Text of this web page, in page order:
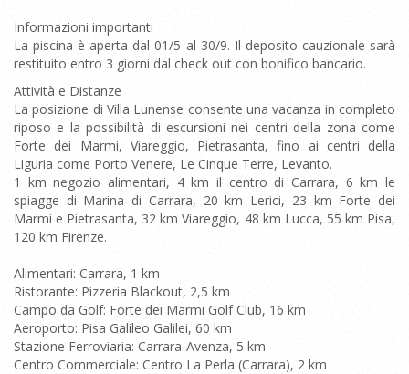
Informazioni importanti
La piscina è aperta dal 01/5 al 30/9. Il deposito cauzionale sarà
restituito entro 3 giorni dal check out con bonifico bancario.
Attività e Distanze
La posizione di Villa Lunense consente una vacanza in completo
riposo e la possibilità di escursioni nei centri della zona come
Forte dei Marmi, Viareggio, Pietrasanta, fino ai centri della
Liguria come Porto Venere, Le Cinque Terre, Levanto.
1 km negozio alimentari, 4 km il centro di Carrara, 6 km le
spiagge di Marina di Carrara, 20 km Lerici, 23 km Forte dei
Marmi e Pietrasanta, 32 km Viareggio, 48 km Lucca, 55 km Pisa,
120 km Firenze.
Alimentari: Carrara, 1 km
Ristorante: Pizzeria Blackout, 2,5 km
Campo da Golf: Forte dei Marmi Golf Club, 16 km
Aeroporto: Pisa Galileo Galilei, 60 km
Stazione Ferroviaria: Carrara-Avenza, 5 km
Centro Commerciale: Centro La Perla (Carrara), 2 km